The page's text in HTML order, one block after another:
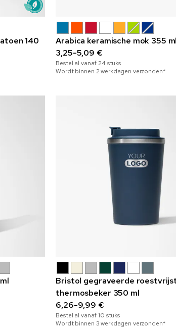
140
Arabica keramische mok 355 ml
3,25-5,09 €
Bestel al vanaf24 stuks
Wordt binnen 2 werkdagen verzonden*
Bristol gegraveerde
thermosbeker 350 ml
6,26-9,99 €
Bestel al vanaf 10 stuks
Wordt binnen 3 werkdagen verzonden*